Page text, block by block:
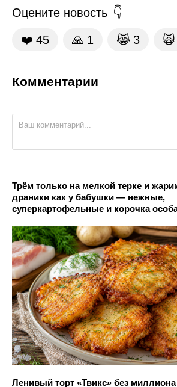
Оцените новость
❤️ 45 🙏 1 😹 3 🙀
Комментарии
Трём только на мелкой терке и
драники как у бабушки — нежные,
суперкартофельные и корочка
Ленивый торт «Твикс» без